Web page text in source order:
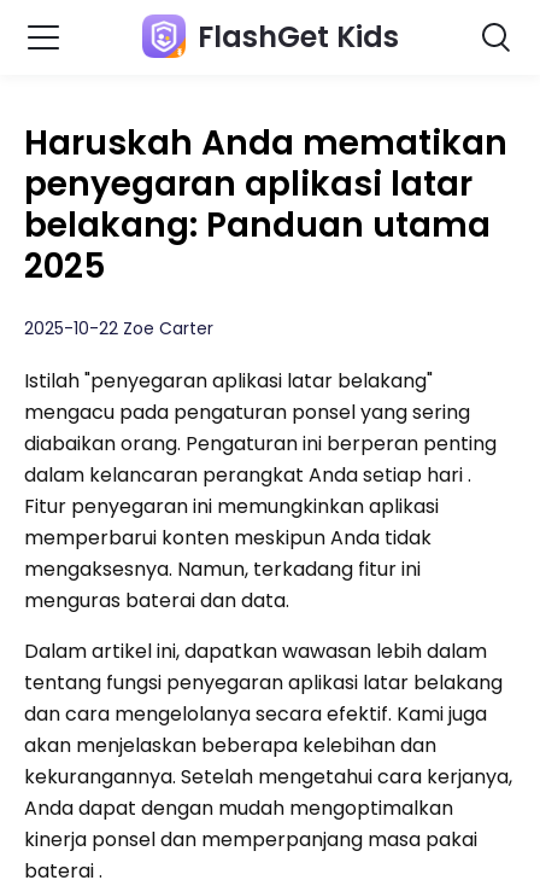
FlashGet Kids
Haruskah Anda mematikan
penyegaran aplikasi latar
belakang: Panduan utama
2025
2025-10-22 Zoe Carter
Istilah "penyegaran aplikasi latar belakang"
mengacu pada pengaturan ponsel yang sering
diabaikan orang. Pengaturan ini berperan penting
dalam kelancaran perangkat Anda setiap hari .
Fitur penyegaran ini memungkinkan aplikasi
memperbarui konten meskipun Anda tidak
mengaksesnya. Namun, terkadang fitur ini
menguras baterai dan data.
Dalam artikel ini, dapatkan wawasan lebih dalam
tentang fungsi penyegaran aplikasi latar belakang
dan cara mengelolanya secara efektif. Kami juga
akan menjelaskan beberapa kelebihan dan
kekurangannya. Setelah mengetahui cara kerjanya,
Anda dapat dengan mudah mengoptimalkan
kinerja ponsel dan memperpanjang masa pakai
baterai .